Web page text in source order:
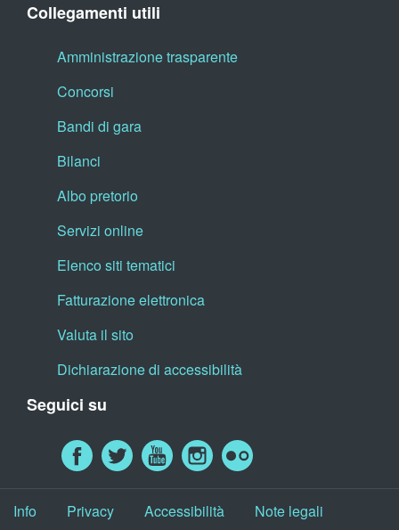
Collegamenti utili
Amministrazione trasparente
Concorsi
Bandi di gara
Bilanci
Albo pretorio
Servizi online
Elenco siti tematici
Fatturazione elettronica
Valuta il sito
Dichiarazione di accessibilità
Seguici su
Info Privacy Accessibilità Note legali